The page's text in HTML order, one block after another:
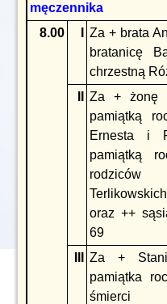
męczennika
8.00
Za + brata
bratanicę
chrzestną
Za + żonę
pamiątką
Ernesta i
pamiątką
oraz ++
69
Za +
pamiątka
śmierci